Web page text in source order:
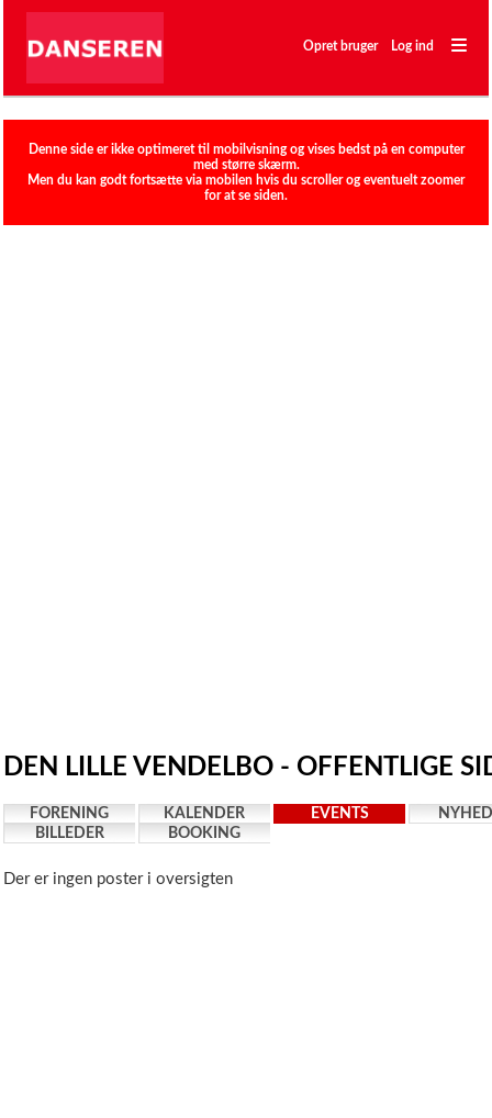
―
―
―
Opret bruger Log ind
Denne side er ikke optimeret til mobilvisning og vises bedst på en computer
med større skærm.
Men du kan godt fortsætte via mobilen hvis du scroller og eventuelt zoomer
for at se siden.
DEN LILLE VENDELBO - OFFENTLIGE
FORENING KALENDER EVENTS
BILLEDER
BOOKING
Der er ingen poster i oversigten